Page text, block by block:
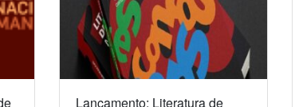
Lançamento: Literatura de